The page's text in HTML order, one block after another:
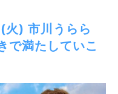
) 市川うらら
で満たしていこ